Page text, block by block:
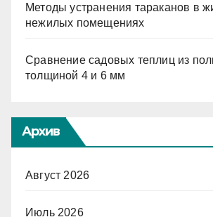
Методы устранения тараканов в
нежилых помещениях
Сравнение садовых теплиц из
толщиной 4 и 6 мм
Архив
Август 2026
Июль 2026